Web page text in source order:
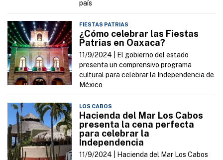
país
FIESTAS PATRIAS
¿Cómo celebrar las Fiestas
Patrias en Oaxaca?
11/9/2024 |
El gobierno del estado
presenta un comprensivo programa
cultural para celebrar la Independencia de
México
LOS CABOS
Hacienda del Mar Los Cabos
presenta la cena perfecta
para celebrar la
Independencia
11/9/2024 |
Hacienda del Mar Los Cabos